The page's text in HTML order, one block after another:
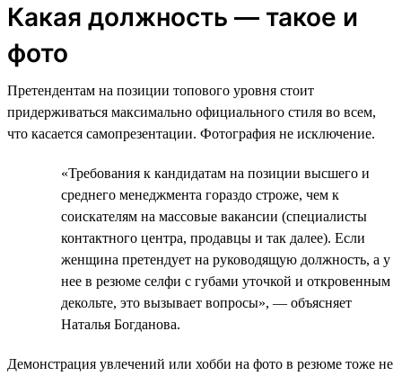
Какая должность — такое и
фото
Претендентам на позиции топового уровня стоит
придерживаться максимально официального стиля во всем,
что касается самопрезентации. Фотография не исключение.
«Требования к кандидатам на позиции высшего и
среднего менеджмента гораздо строже, чем к
соискателям на массовые вакансии (специалисты
контактного центра, продавцы и так далее). Если
женщина претендует на руководящую должность, а у
нее в резюме селфи с губами уточкой и откровенным
декольте, это вызывает вопросы», — объясняет
Наталья Богданова.
Демонстрация увлечений или хобби на фото в резюме тоже не